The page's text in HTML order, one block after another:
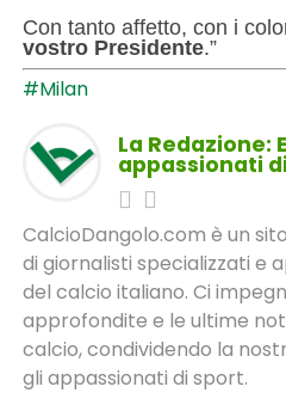
Con tanto affetto, con i
vostro Presidente.”
#Milan
La Redazione:
appassionati
CalcioDangolo.com è un
di giornalisti specializzati e
del calcio italiano. Ci
approfondite e le ultime
calcio, condividendo la
gli appassionati di sport.